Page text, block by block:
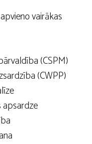
vairākas
(CSPM)
(CWPP)
apsardze